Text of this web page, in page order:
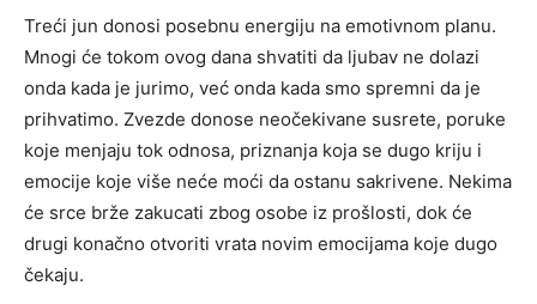
Treći jun donosi posebnu energiju na emotivnom planu.
Mnogi će tokom ovog dana shvatiti da ljubav ne dolazi
onda kada je jurimo, već onda kada smo spremni da je
prihvatimo. Zvezde donose neočekivane susrete, poruke
koje menjaju tok odnosa, priznanja koja se dugo kriju i
emocije koje više neće moći da ostanu sakrivene. Nekima
će srce brže zakucati zbog osobe iz prošlosti, dok će
drugi konačno otvoriti vrata novim emocijama koje dugo
čekaju.